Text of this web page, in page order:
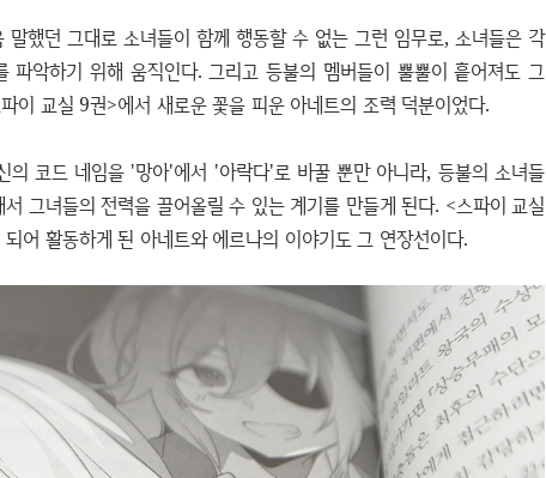
했던 그대로 소녀들이 함께 행동할 수 없는 그런 임무로, 소녀들은 각
파악하기 위해 움직인다. 그리고 등불의 멤버들이 뿔뿔이 흩어져도 그
이 교실 9권>에서 새로운 꽃을 피운 아네트의 조력 덕분이었다.
의 코드 네임을 '망아'에서 '아락다'로 바꿀 뿐만 아니라, 등불의 소녀들
그녀들의 전력을 끌어올릴 수 있는 계기를 만들게 된다. <스파이 교실
어 활동하게 된 아네트와 에르나의 이야기도 그 연장선이다.